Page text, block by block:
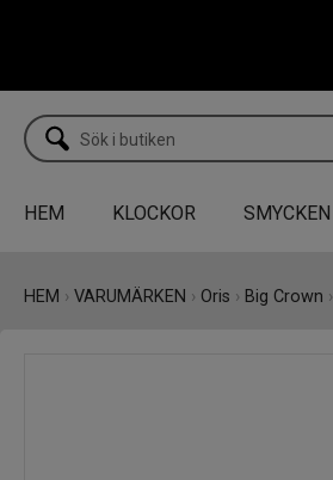
HEM KLOCKOR SMYCKEN
HEM › VARUMÄRKEN › Oris › Big Crown ›